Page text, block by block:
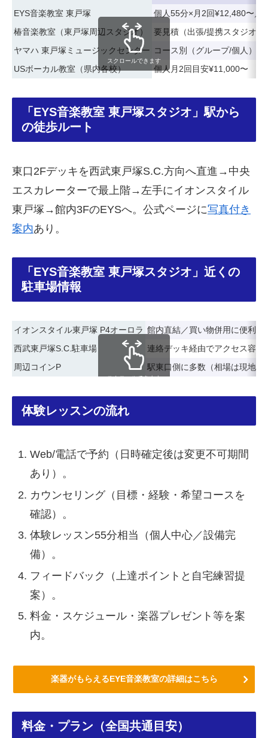
EYS音楽教室 東戸塚
個人55分×月2回¥12,480〜／
椿音楽教室（東戸塚周辺スタジオ）
要見積（出張/提携スタジオ利
ヤマハ 東戸塚ミュージックセンター コース別（グループ/個人）
USボーカル教室（県内各校）
個人月2回目安¥11,000〜
スクロールできます
「EYS音楽教室 東戸塚スタジオ」駅から
の徒歩ルート
東口2Fデッキを西武東戸塚S.C.方向へ直進→中央
エスカレーターで最上階→左手にイオンスタイル
東戸塚→館内3FのEYSへ。公式ページに写真付き
案内あり。
「EYS音楽教室 東戸塚スタジオ」近くの
駐車場情報
イオンスタイル東戸塚 P4オーロラ 館内直結／買い物併用に便利（
西武東戸塚S.C.駐車場
連絡デッキ経由でアクセス容
周辺コインP
駅東口側に多数（相場は現地表
スクロールできます
体験レッスンの流れ
Web/電話で予約（日時確定後は変更不可期間
あり）。
カウンセリング（目標・経験・希望コースを
確認）。
体験レッスン55分相当（個人中心／設備完
備）。
フィードバック（上達ポイントと自宅練習提
案）。
料金・スケジュール・楽器プレゼント等を案
内。
楽器がもらえるEYE音楽教室の詳細はこちら
料金・プラン（全国共通目安）